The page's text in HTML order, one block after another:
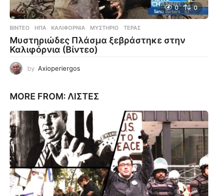
0 0
ΒΊΝΤΕΟ ΗΠΑ ,ΚΑΛΙΦΌΡΝΙΑ ,ΜΥΣΤΉΡΙΟ ,ΤΈΡΑΣ
Μυστηριώδες Πλάσμα ξεβράστηκε στην
Καλιφόρνια (Βίντεο)
by Axioperiergos
MORE FROM: ΛΊΣΤΕΣ